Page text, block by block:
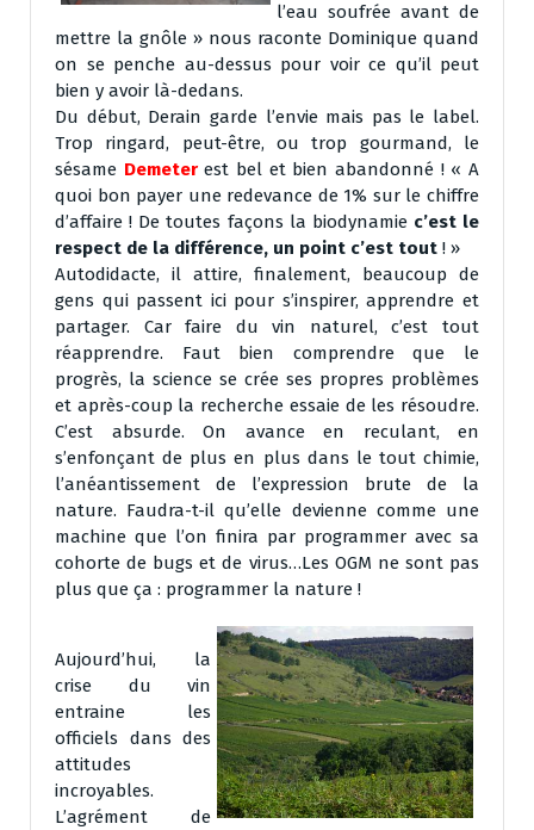
l’eau soufrée avant de
mettre la gnôle » nous raconte Dominique quand
on se penche au-dessus pour voir ce qu’il peut
bien y avoir là-dedans.
Du début, Derain garde l’envie mais pas le label.
Trop ringard, peut-être, ou trop gourmand, le
sésame Demeterest bel et bien abandonné ! « A
quoi bon payer une redevance de 1% sur le chiffre
d’affaire ! De toutes façons la biodynamie c’est le
respect de la différence, un point c’est tout ! »
Autodidacte, il attire, finalement, beaucoup de
gens qui passent ici pour s’inspirer, apprendre et
partager. Car faire du vin naturel, c’est tout
réapprendre. Faut bien comprendre que le
progrès, la science se crée ses propres problèmes
et après-coup la recherche essaie de les résoudre.
C’est absurde. On avance en reculant, en
s’enfonçant de plus en plus dans le tout chimie,
l’anéantissement de l’expression brute de la
nature. Faudra-t-il qu’elle devienne comme une
machine que l’on finira par programmer avec sa
cohorte de bugs et de virus…Les OGM ne sont pas
plus que ça : programmer la nature !
Aujourd’hui, la
crise du vin
entraine les
officiels dans des
attitudes
incroyables.
L’agrément de